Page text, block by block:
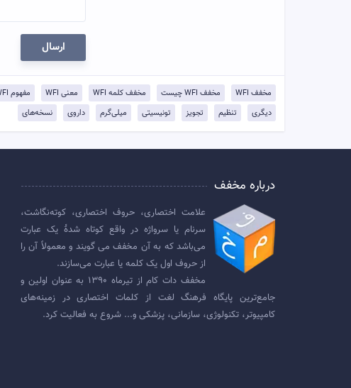
ارسال
مخفف WFI مخفف WFI چیست مخفف کلمه WFI معنی WFI مفهوم WFI
دیگری
تنظیم تجویز تونیسیتی میلی‌گرم داروی نسخه‌های
درباره مخفف
علامت اختصاری، حروف اختصاری، کوته‌نگاشت،
سرنام یا سرواژه در واقع کوتاه شدهٔ یک عبارت
می‌باشد که به آن مخفف می گویند و معمولاً آن را
از حروف اول یک کلمه یا عبارت می‌سازند.
مخفف دات کام از تیرماه ۱۳۹۰ به عنوان اولین و
جامع‌ترین پایگاه فرهنگ لغت از کلمات اختصاری در زمینه‌های
کامپیوتر، تکنولوژی، سازمانی، پزشکی و... شروع به فعالیت کرد.